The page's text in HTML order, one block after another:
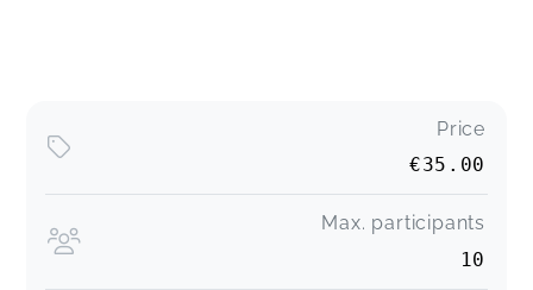
Price
€35.00
Max. participants
10